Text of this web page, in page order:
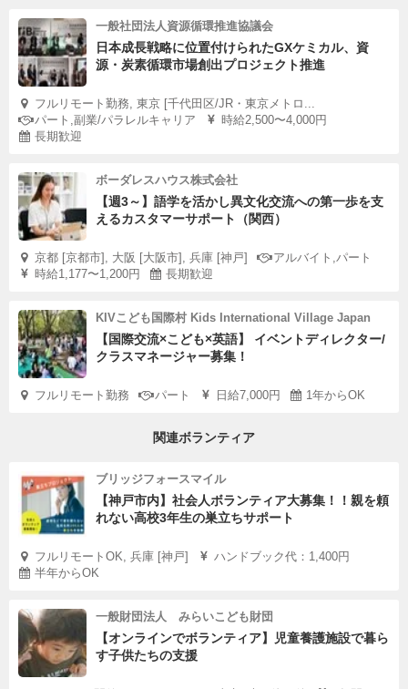
一般社団法人資源循環推進協議会
日本成長戦略に位置付けられたGXケミカル、資
源・炭素循環市場創出プロジェクト推進
フルリモート勤務, 東京 [千代田区/JR・東京メトロ...
パート,副業/パラレルキャリア
時給2,500〜4,000円
長期歓迎
ボーダレスハウス株式会社
【週3～】語学を活かし異文化交流への第一歩を支
えるカスタマーサポート（関西）
京都 [京都市], 大阪 [大阪市], 兵庫 [神戸]
アルバイト,パート
時給1,177〜1,200円
長期歓迎
KIVこども国際村 Kids International Village Japan
【国際交流×こども×英語】 イベントディレクター/
クラスマネージャー募集！
フルリモート勤務 パート 日給7,000円 1年からOK
関連ボランティア
ブリッジフォースマイル
【神戸市内】社会人ボランティア大募集！！親を頼
れない高校3年生の巣立ちサポート
フルリモートOK, 兵庫 [神戸]
ハンドブック代：1,400円
半年からOK
一般財団法人 みらいこども財団
【オンラインでボランティア】児童養護施設で暮ら
す子供たちの支援